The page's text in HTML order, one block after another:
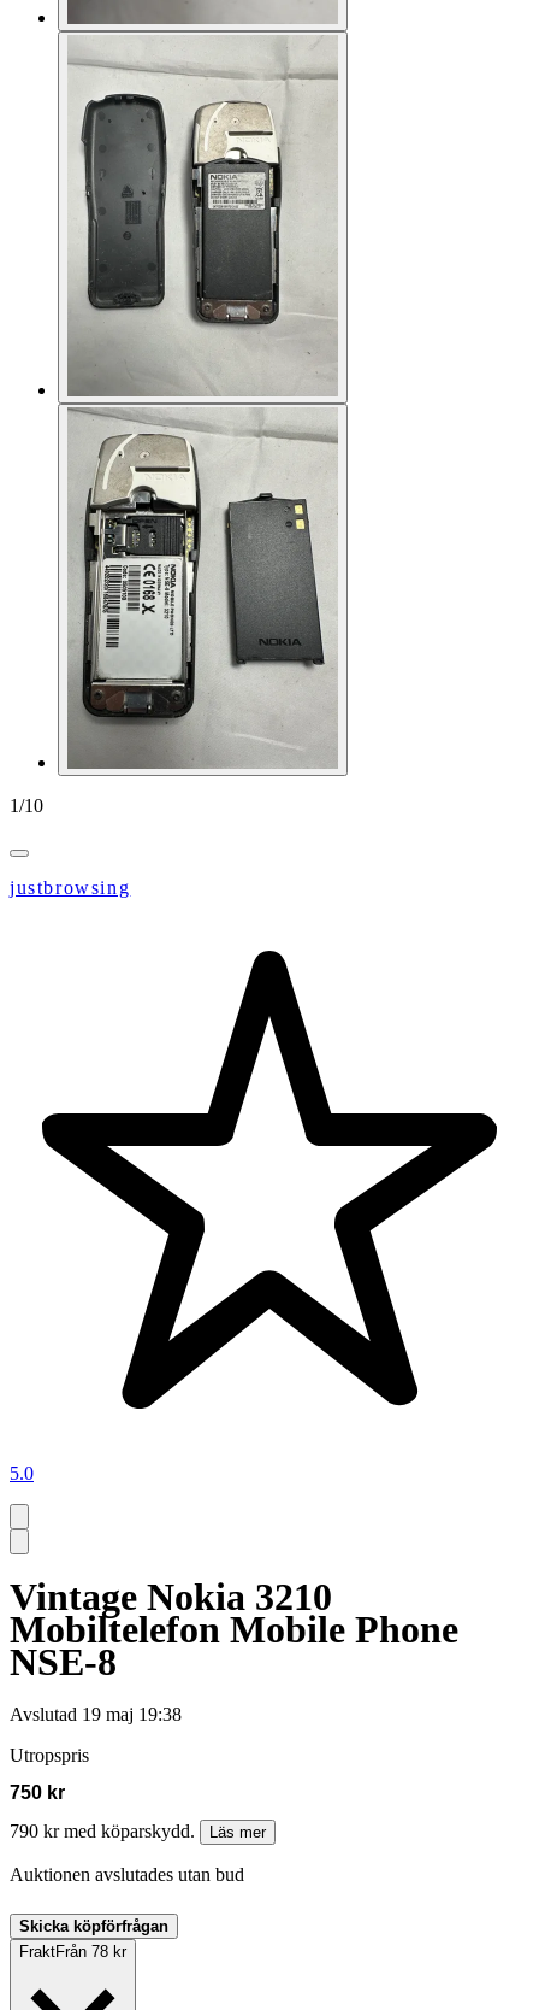
1/10
justbrowsing
5.0
Vintage Nokia 3210
Mobiltelefon Mobile Phone
NSE-8
Avslutad 19 maj 19:38
Utropspris
750 kr
790 kr med köparskydd.
Läs mer
Auktionen avslutades utan bud
Skicka köpförfrågan
FraktFrån 78 kr